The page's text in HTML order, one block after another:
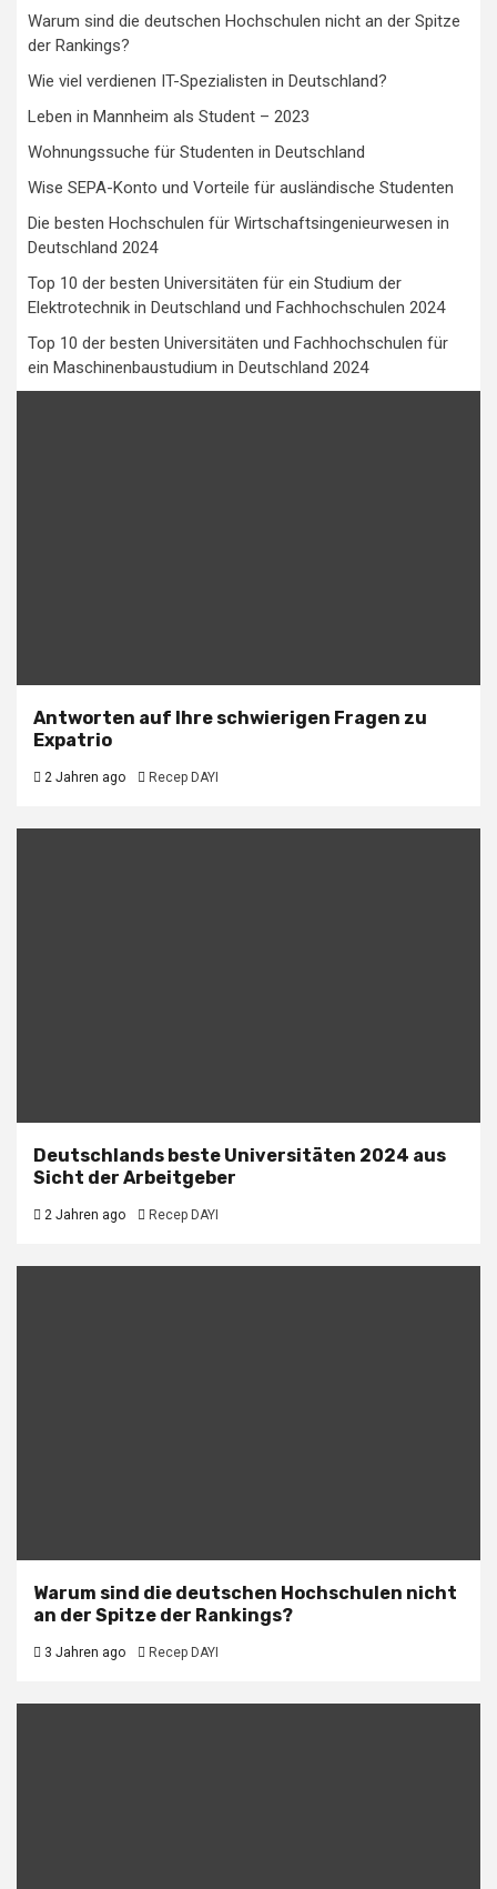
Warum sind die deutschen Hochschulen nicht an der Spitze
der Rankings?
Wie viel verdienen IT-Spezialisten in Deutschland?
Leben in Mannheim als Student – 2023
Wohnungssuche für Studenten in Deutschland
Wise SEPA-Konto und Vorteile für ausländische Studenten
Die besten Hochschulen für Wirtschaftsingenieurwesen in
Deutschland 2024
Top 10 der besten Universitäten für ein Studium der
Elektrotechnik in Deutschland und Fachhochschulen 2024
Top 10 der besten Universitäten und Fachhochschulen für
ein Maschinenbaustudium in Deutschland 2024
Antworten auf Ihre schwierigen Fragen zu
Expatrio
2 Jahren ago Recep DAYI
Deutschlands beste Universitäten 2024 aus
Sicht der Arbeitgeber
2 Jahren ago Recep DAYI
Warum sind die deutschen Hochschulen nicht
an der Spitze der Rankings?
3 Jahren ago Recep DAYI